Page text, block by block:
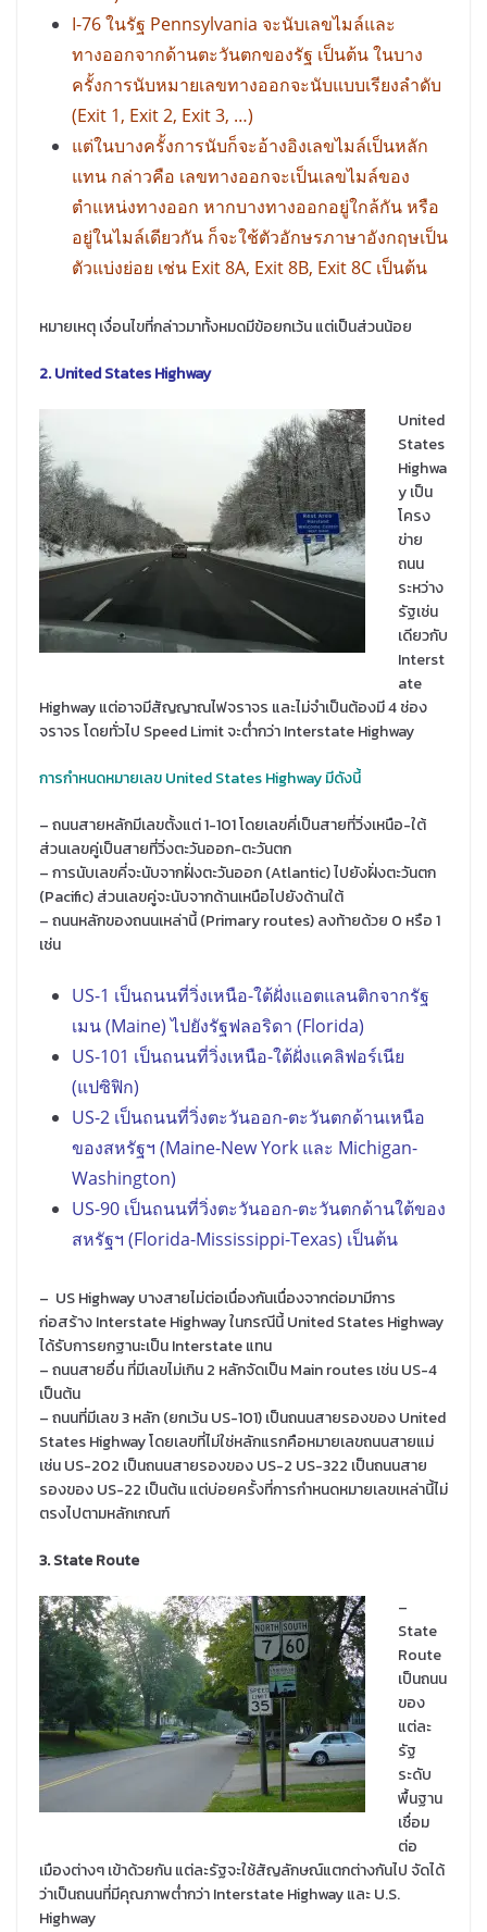
I-76 ในรัฐ Pennsylvania จะนับเลขไมล์และ
ทางออกจากด้านตะวันตกของรัฐ เป็นต้น ในบาง
ครั้งการนับหมายเลขทางออกจะนับแบบเรียงลำดับ
(Exit 1, Exit 2, Exit 3, …)
แต่ในบางครั้งการนับก็จะอ้างอิงเลขไมล์เป็นหลัก
แทน กล่าวคือ เลขทางออกจะเป็นเลขไมล์ของ
ตำแหน่งทางออก หากบางทางออกอยู่ใกล้กัน หรือ
อยู่ในไมล์เดียวกัน ก็จะใช้ตัวอักษรภาษาอังกฤษเป็น
ตัวแบ่งย่อย เช่น Exit 8A, Exit 8B, Exit 8C เป็นต้น
หมายเหตุ เงื่อนไขที่กล่าวมาทั้งหมดมีข้อยกเว้น แต่เป็นส่วนน้อย
2. United States Highway
United
States
Highwa
y เป็น
โครง
ข่าย
ถนน
ระหว่าง
รัฐเช่น
เดียวกับ
Interst
ate
Highway แต่อาจมีสัญญาณไฟจราจร และไม่จำเป็นต้องมี 4 ช่อง
จราจร โดยทั่วไป Speed Limit จะต่ำกว่า Interstate Highway
การกำหนดหมายเลข United States Highway มีดังนี้
– ถนนสายหลักมีเลขตั้งแต่ 1-101 โดยเลขคี่เป็นสายที่วิ่งเหนือ-ใต้
ส่วนเลขคู่เป็นสายที่วิ่งตะวันออก-ตะวันตก
– การนับเลขคี่จะนับจากฝั่งตะวันออก (Atlantic) ไปยังฝั่งตะวันตก
(Pacific) ส่วนเลขคู่จะนับจากด้านเหนือไปยังด้านใต้
– ถนนหลักของถนนเหล่านี้ (Primary routes) ลงท้ายด้วย 0 หรือ 1
เช่น
US-1 เป็นถนนที่วิ่งเหนือ-ใต้ฝั่งแอตแลนติกจากรัฐ
เมน (Maine) ไปยังรัฐฟลอริดา (Florida)
US-101 เป็นถนนที่วิ่งเหนือ-ใต้ฝั่งแคลิฟอร์เนีย
(แปซิฟิก)
US-2 เป็นถนนที่วิ่งตะวันออก-ตะวันตกด้านเหนือ
ของสหรัฐฯ (Maine-New York และ Michigan-
Washington)
US-90 เป็นถนนที่วิ่งตะวันออก-ตะวันตกด้านใต้ของ
สหรัฐฯ (Florida-Mississippi-Texas) เป็นต้น
– US Highway บางสายไม่ต่อเนื่องกันเนื่องจากต่อมามีการ
ก่อสร้าง Interstate Highway ในกรณีนี้ United States Highway
ได้รับการยกฐานะเป็น Interstate แทน
– ถนนสายอื่น ที่มีเลขไม่เกิน 2 หลักจัดเป็น Main routes เช่น US-4
เป็นต้น
– ถนนที่มีเลข 3 หลัก (ยกเว้น US-101) เป็นถนนสายรองของ United
States Highway โดยเลขที่ไม่ใช่หลักแรกคือหมายเลขถนนสายแม่
เช่น US-202 เป็นถนนสายรองของ US-2 US-322 เป็นถนนสาย
รองของ US-22 เป็นต้น แต่บ่อยครั้งที่การกำหนดหมายเลขเหล่านี้ไม่
ตรงไปตามหลักเกณฑ์
3. State Route
–
State
Route
เป็นถนน
ของ
แต่ละ
รัฐ
ระดับ
พื้นฐาน
เชื่อม
ต่อ
เมืองต่างๆ เข้าด้วยกัน แต่ละรัฐจะใช้สัญลักษณ์แตกต่างกันไป จัดได้
ว่าเป็นถนนที่มีคุณภาพต่ำกว่า Interstate Highway และ U.S.
Highway